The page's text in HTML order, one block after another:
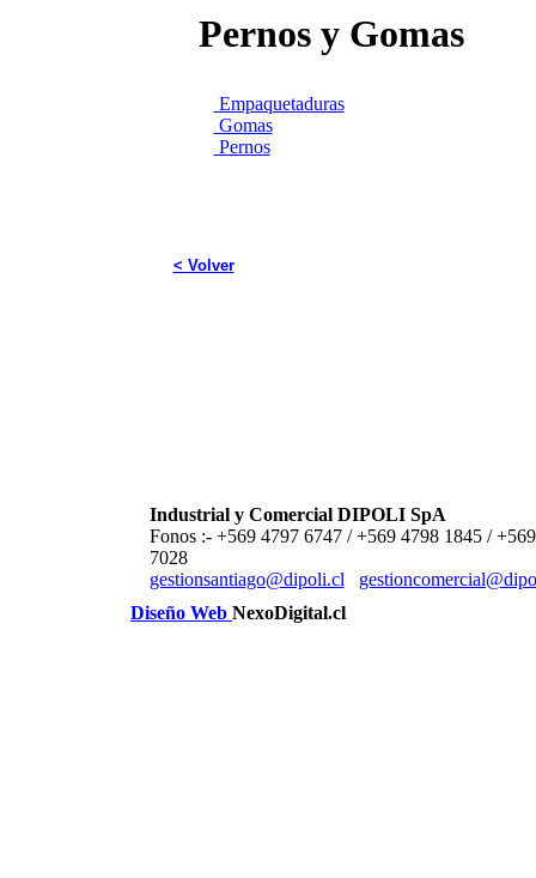
Pernos y Gomas
Empaquetaduras
Gomas
Pernos
< Volver
Industrial y Comercial DIPOLI SpA
Fonos :- +569 4797 6747 / +569 4798 1845 /
7028
gestionsantiago@dipoli.cl
Diseño Web NexoDigital.cl